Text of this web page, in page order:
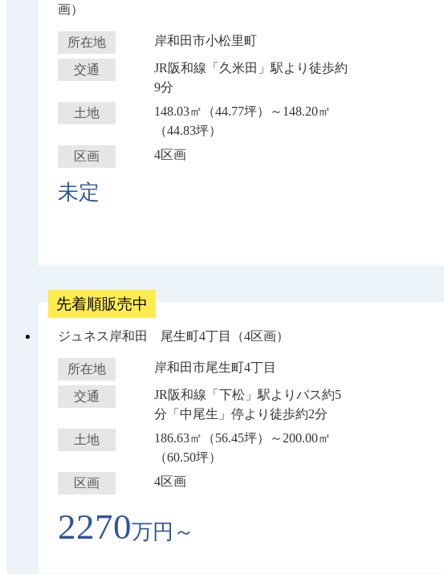
画）
所在地 岸和田市小松里町
交通
JR阪和線「久米田」駅より徒歩約
9分
土地
148.03㎡（44.77坪）～148.20㎡
（44.83坪）
区画
4区画
未定
先着順販売中
ジュネス岸和田 尾生町4丁目（4区画）
所在地 岸和田市尾生町4丁目
交通
JR阪和線「下松」駅よりバス約5
分「中尾生」停より徒歩約2分
土地
186.63㎡（56.45坪）～200.00㎡
（60.50坪）
区画
4区画
2270万円～